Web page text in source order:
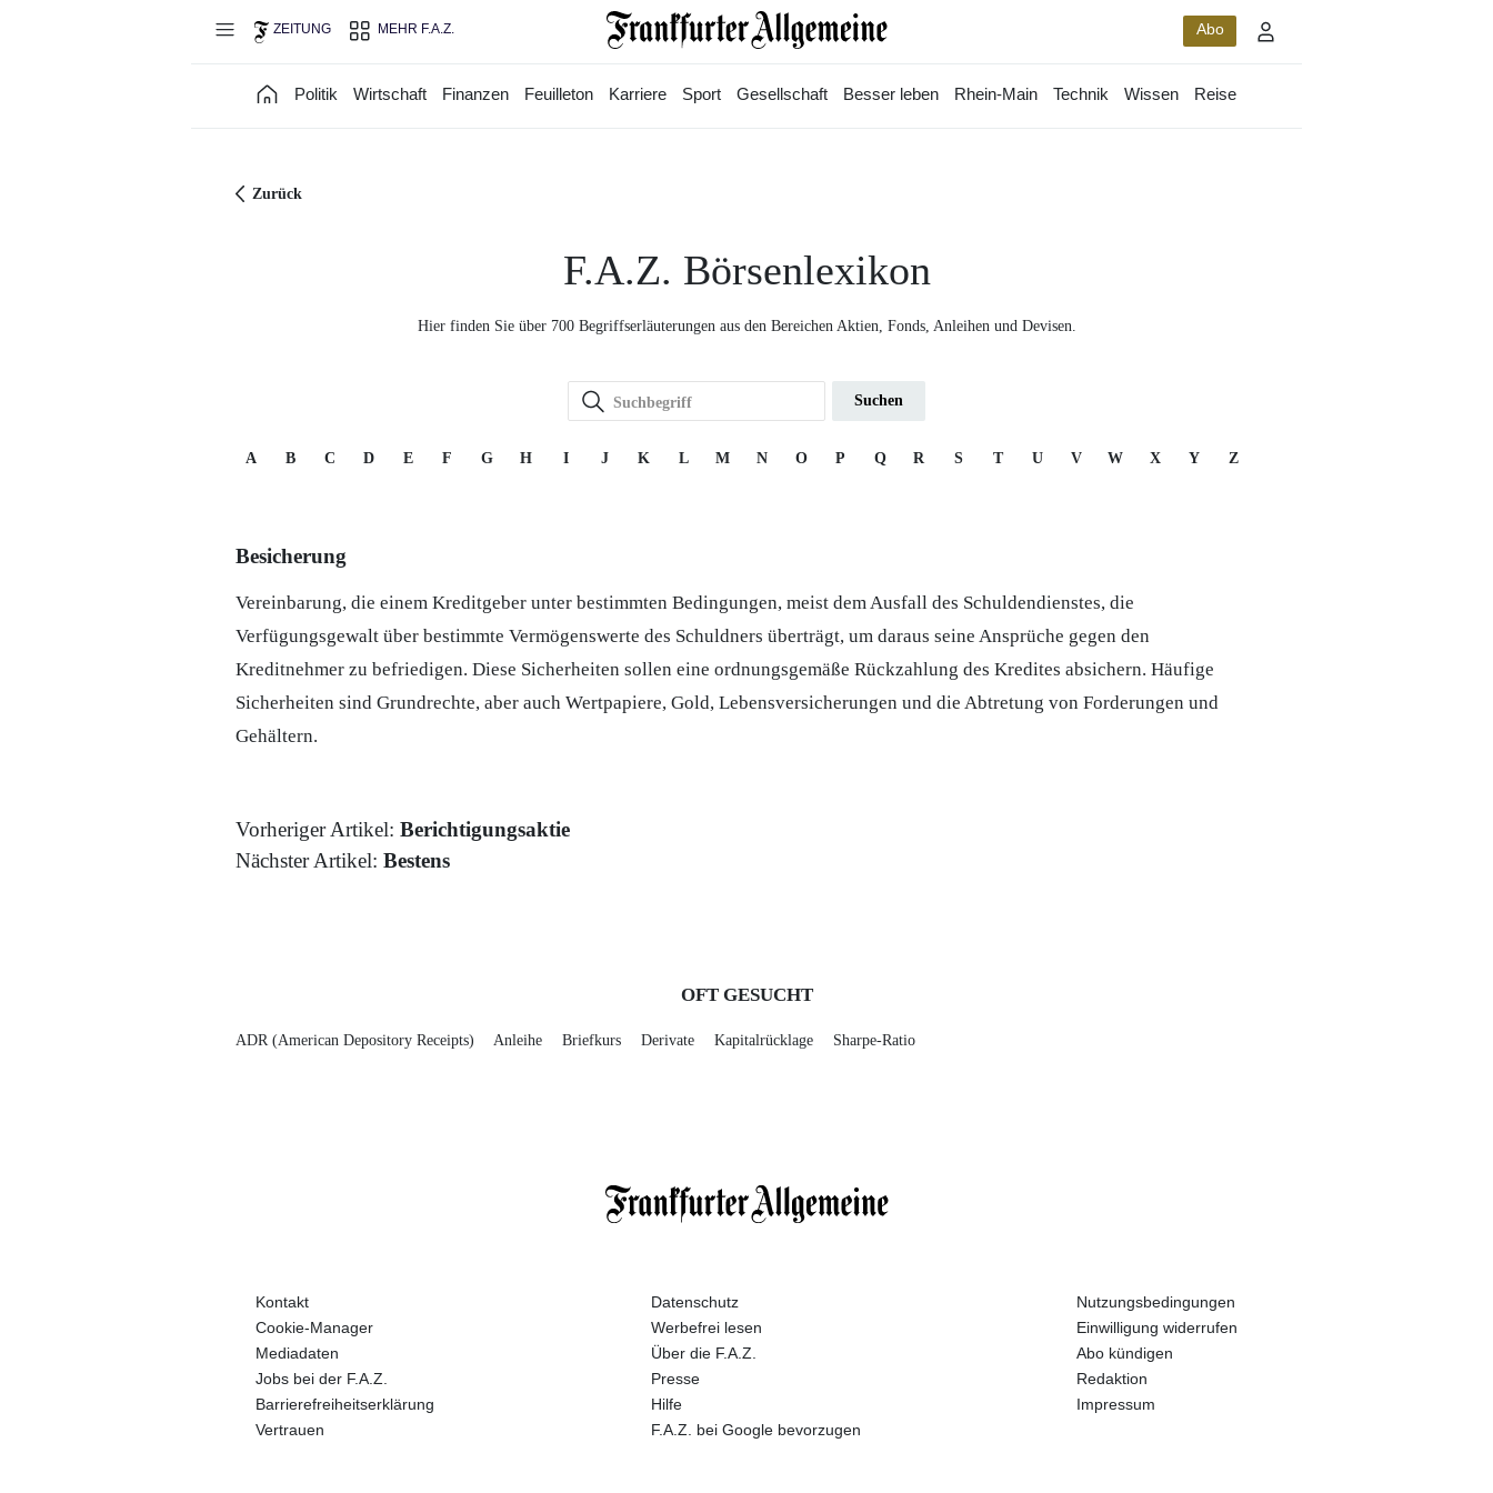
ZEITUNG MEHR F.A.Z. Abo
Politik Wirtschaft Finanzen Feuilleton Karriere Sport Gesellschaft Besser leben Rhein-Main Technik Wissen Reise
Zurück
F.A.Z. Börsenlexikon
Hier finden Sie über 700 Begriffserläuterungen aus den Bereichen Aktien, Fonds, Anleihen und Devisen.
Suchen
A B C D E F G H I J K L M N O P Q R S T U V W X Y Z
Besicherung
Vereinbarung, die einem Kreditgeber unter bestimmten Bedingungen, meist dem Ausfall des Schuldendienstes, die
Verfügungsgewalt über bestimmte Vermögenswerte des Schuldners überträgt, um daraus seine Ansprüche gegen den
Kreditnehmer zu befriedigen. Diese Sicherheiten sollen eine ordnungsgemäße Rückzahlung des Kredites absichern. Häufige
Sicherheiten sind Grundrechte, aber auch Wertpapiere, Gold, Lebensversicherungen und die Abtretung von Forderungen und
Gehältern.
Vorheriger Artikel: Berichtigungsaktie
Nächster Artikel: Bestens
OFT GESUCHT
ADR (American Depository Receipts) Anleihe Briefkurs Derivate Kapitalrücklage Sharpe-Ratio
Kontakt Datenschutz
Nutzungsbedingungen
Cookie-Manager
Werbefrei lesen
Einwilligung widerrufen
Mediadaten
Über die F.A.Z.
Abo kündigen
Jobs bei der F.A.Z.
Presse
Redaktion
Barrierefreiheitserklärung
Hilfe
Impressum
Vertrauen
F.A.Z. bei Google bevorzugen